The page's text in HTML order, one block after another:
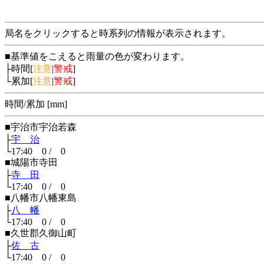
局名をクリックすると時系列の情報が表示されます。
■基準値をこえると雨量の色が変わります。
├時間[注意|警戒]
└累加[注意|警戒]
時間/累加 [mm]
■宇治市宇治若森
├宇 治
└17:40 0 / 0
■城陽市寺田
├寺 田
└17:40 0 / 0
■八幡市八幡東島
├八 幡
└17:40 0 / 0
■久世郡久御山町
├佐 古
└17:40 0 / 0